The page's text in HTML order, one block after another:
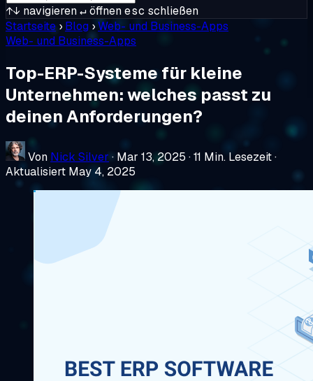
↑↓ navigieren↵öffnenesc schließen
Startseite › Blog ›Web- und Business-Apps
Web- und Business-Apps
Top-ERP-Systeme für kleine
Unternehmen: welches passt zu
deinen Anforderungen?
Von Nick Silver · Mar 13, 2025 ·11 Min. Lesezeit·
Aktualisiert May 4, 2025